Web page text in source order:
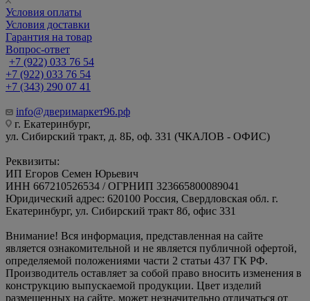
Условия оплаты
Условия доставки
Гарантия на товар
Вопрос-ответ
+7 (922) 033 76 54
+7 (922) 033 76 54
+7 (343) 290 07 41
info@дверимаркет96.рф
г. Екатеринбург,
ул. Сибирский тракт, д. 8Б, оф. 331 (ЧКАЛОВ - ОФИС)
Реквизиты:
ИП Егоров Семен Юрьевич
ИНН 667210526534 / ОГРНИП 323665800089041
Юридический адрес: 620100 Россия, Свердловская обл. г.
Екатеринбург, ул. Сибирский тракт 8б, офис 331
Внимание! Вся информация, представленная на сайте
является ознакомительной и не является публичной офертой,
определяемой положениями части 2 статьи 437 ГК РФ.
Производитель оставляет за собой право вносить изменения в
конструкцию выпускаемой продукции. Цвет изделий
размещенных на сайте, может незначительно отличаться от